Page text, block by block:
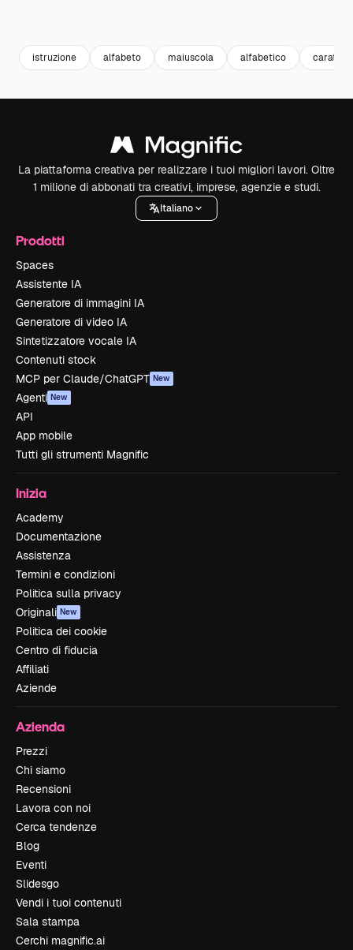
istruzione alfabeto maiuscola alfabetico
La piattaforma creativa per realizzare i tuoi migliori lavori. Oltre
1 milione di abbonati tra creativi, imprese, agenzie e studi.
Italiano
Prodotti
Spaces
Assistente IA
Generatore di immagini IA
Generatore di video IA
Sintetizzatore vocale IA
Contenuti stock
MCP per Claude/ChatGPT New
Agenti New
API
App mobile
Tutti gli strumenti Magnific
Inizia
Academy
Documentazione
Assistenza
Termini e condizioni
Politica sulla privacy
Originali New
Politica dei cookie
Centro di fiducia
Affiliati
Aziende
Azienda
Prezzi
Chi siamo
Recensioni
Lavora con noi
Cerca tendenze
Blog
Eventi
Slidesgo
Vendi i tuoi contenuti
Sala stampa
Cerchi magnific.ai